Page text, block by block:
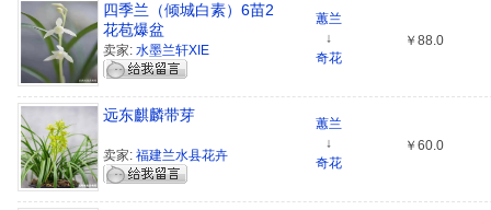
四季兰（倾城白素）6苗2
花苞爆盆
卖家: 水墨兰轩XIE
蕙兰
↓
奇花
￥88.0
远东麒麟带芽
卖家: 福建兰水县花卉
蕙兰
↓
奇花
￥60.0